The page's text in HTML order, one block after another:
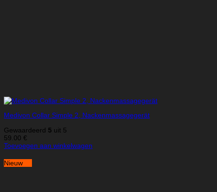
Medivon Collar Simple 2, Nackenmassagegerät
Gewaardeerd 5 uit 5
59.00 €
Toevoegen aan winkelwagen
Nieuw